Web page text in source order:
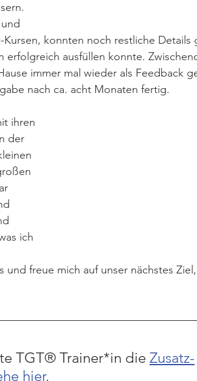
konnten noch restliche Details
erfolgreich ausfüllen konnte.
immer mal wieder als Feedback
nach ca. acht Monaten fertig.
ihren
der
ich
und freue mich auf unser nächstes
TGT® Trainer*in die Zusatz-
hier.